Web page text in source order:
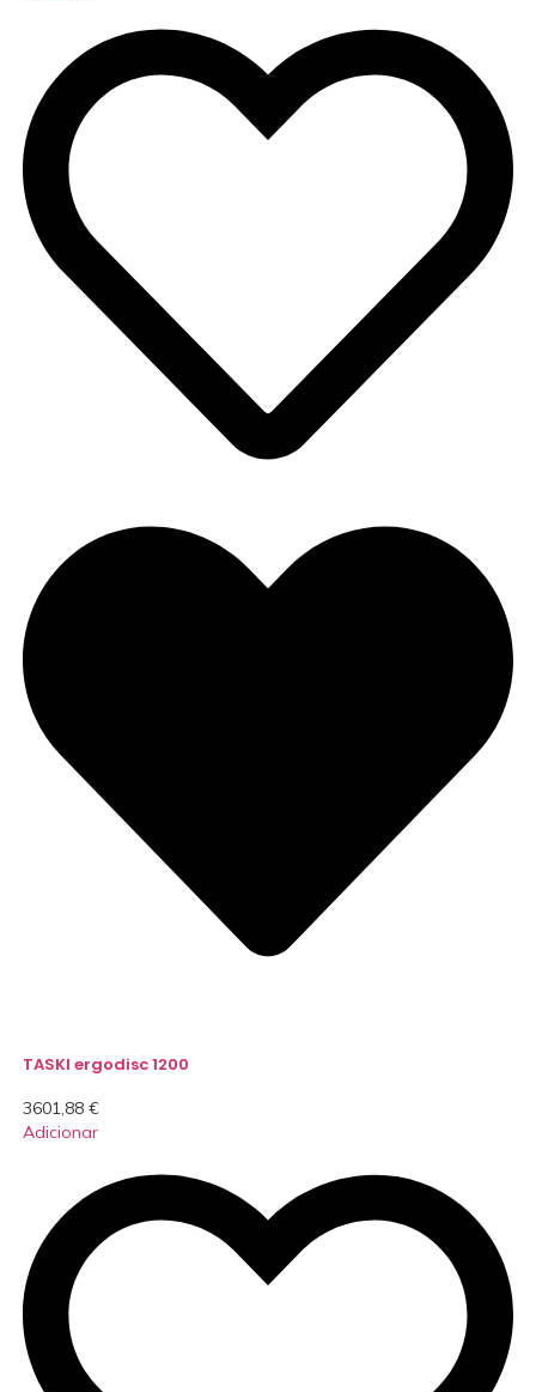
TASKI ergodisc 1200
3601,88 €
Adicionar